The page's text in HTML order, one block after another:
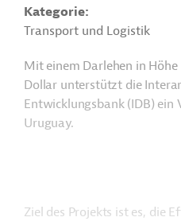
Kategorie
Transport und Logistik
Mit einem Darlehen in
Dollar unterstützt die
Entwicklungsbank (IDB) ein
Uruguay.
Ziel des Projekts ist es, die